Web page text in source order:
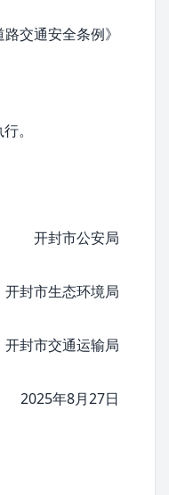
交通安全条例》
。
开封市公安局
开封市生态环境局
开封市交通运输局
2025年8月27日